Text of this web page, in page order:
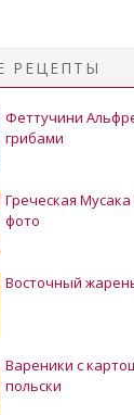
РЕЦЕПТЫ
Феттучини
грибами
Греческая
фото
Восточный
Вареники с
польски